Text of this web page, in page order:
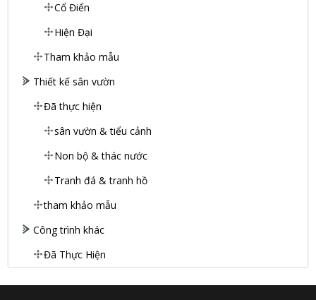
Cổ Điển
Hiện Đại
Tham khảo mẫu
Thiết kế sân vườn
Đã thực hiện
sân vườn & tiểu cảnh
Non bộ & thác nước
Tranh đá & tranh hồ
tham khảo mẫu
Công trình khác
Đã Thực Hiện